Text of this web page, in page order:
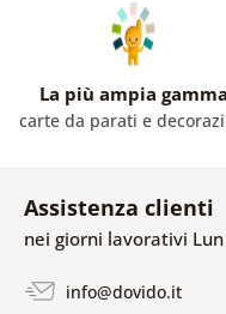
La più ampia gamma
carte da parati e
Assistenza clienti
nei giorni lavorativi
info@dovido.it